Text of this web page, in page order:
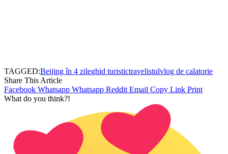
TAGGED:Beijing în 4 zileghid turistictravelistulvlog de calatorie
Share This Article
Facebook Whatsapp Whatsapp Reddit Email Copy Link Print
What do you think?!